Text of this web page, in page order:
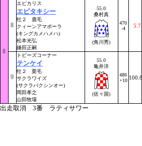
8
8
エピカリス
エピタキシー
牡２ 鹿毛
クィーンアマポーラ
(キングカメハメハ)
松本光弘
鎌田正嗣
55.0
桑村真
(角川秀)
470
-4
5.7
9
トビーズコーナー
テンケイ
牡２ 栗毛
サクラワイズ
(サクラバクシンオー)
岡田孝之
山田牧場
55.0
亀井洋
(佐々国)
486
+10 100.8
出走取消 3番 ラティサワー